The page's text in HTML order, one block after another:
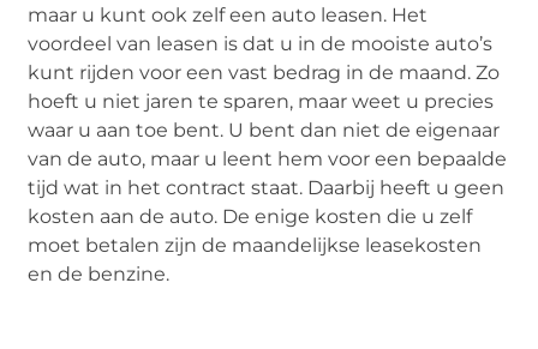
maar u kunt ook zelf een auto leasen. Het
voordeel van leasen is dat u in de mooiste auto’s
kunt rijden voor een vast bedrag in de maand. Zo
hoeft u niet jaren te sparen, maar weet u precies
waar u aan toe bent. U bent dan niet de eigenaar
van de auto, maar u leent hem voor een bepaalde
tijd wat in het contract staat. Daarbij heeft u geen
kosten aan de auto. De enige kosten die u zelf
moet betalen zijn de maandelijkse leasekosten
en de benzine.